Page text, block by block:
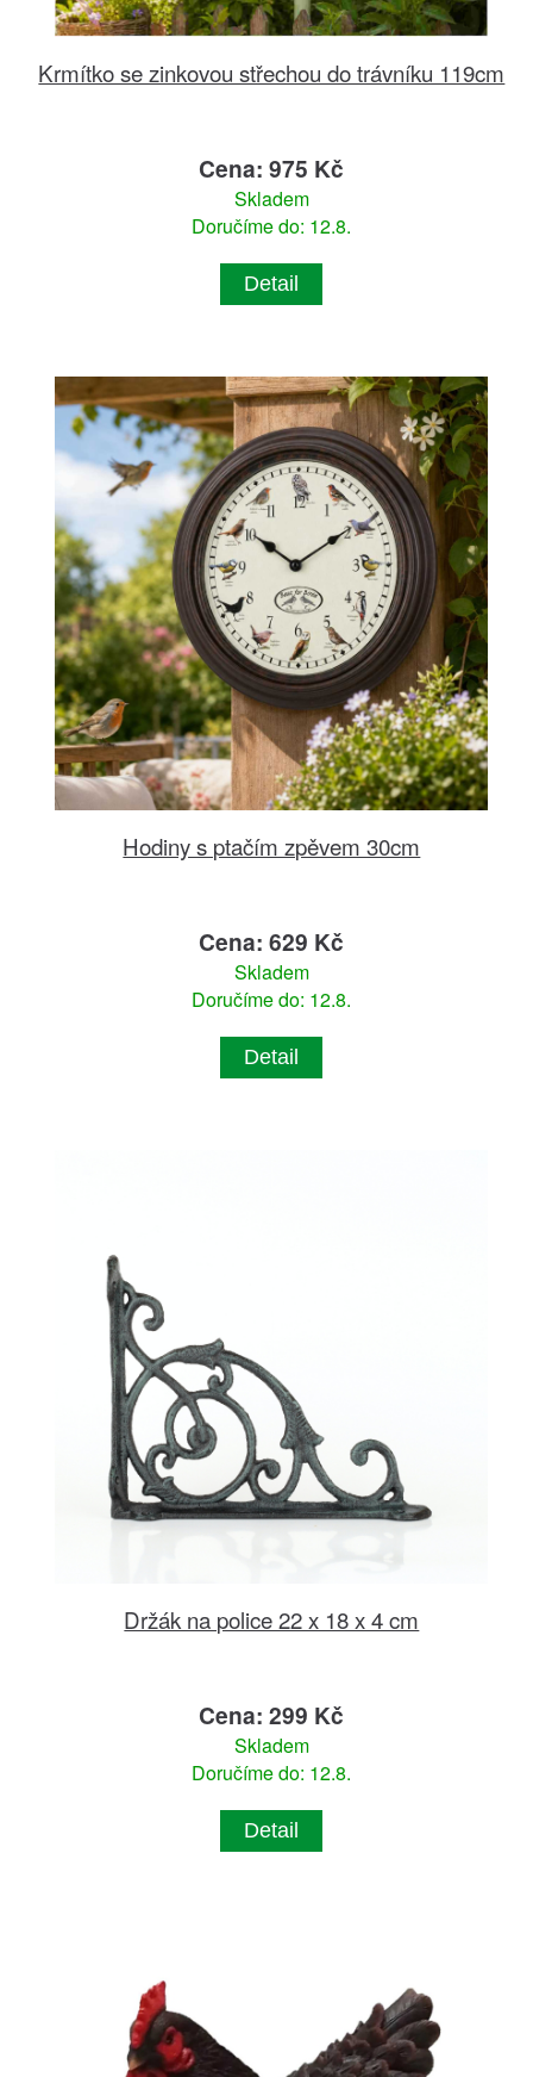
Krmítko se zinkovou střechou do trávníku 119cm
Cena: 975 Kč
Skladem
Doručíme do: 12.8.
Detail
Hodiny s ptačím zpěvem 30cm
Cena: 629 Kč
Skladem
Doručíme do: 12.8.
Detail
Držák na police 22 x 18 x 4 cm
Cena: 299 Kč
Skladem
Doručíme do: 12.8.
Detail